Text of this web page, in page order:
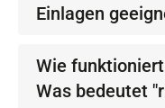
Einlagen
Wie
Was bedeutet